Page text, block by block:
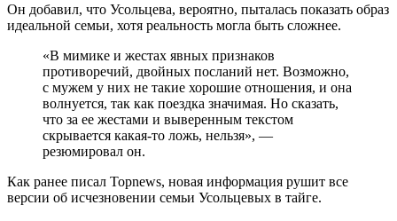
Он добавил, что Усольцева, вероятно, пыталась показать образ
идеальной семьи, хотя реальность могла быть сложнее.
«В мимике и жестах явных признаков
противоречий, двойных посланий нет. Возможно,
с мужем у них не такие хорошие отношения, и она
волнуется, так как поездка значимая. Но сказать,
что за ее жестами и выверенным текстом
скрывается какая-то ложь, нельзя», —
резюмировал он.
Как ранее писал Topnews, новая информация рушит все
версии об исчезновении семьи Усольцевых в тайге.